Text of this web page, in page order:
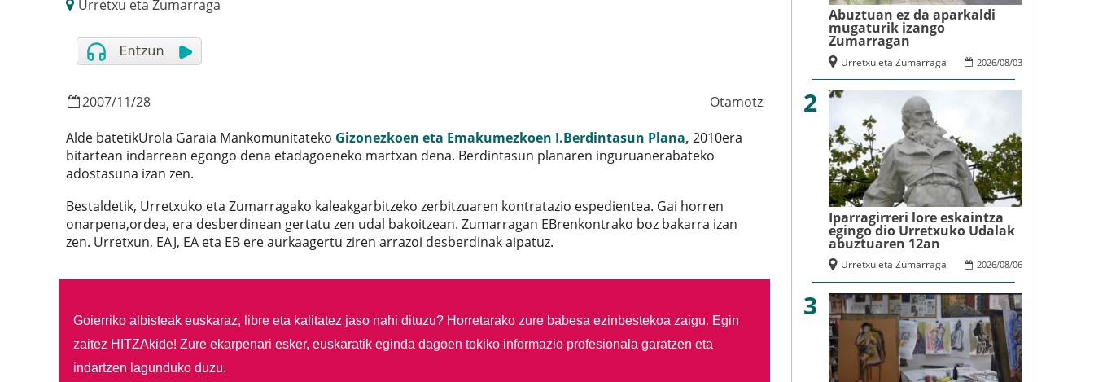
Urretxu eta Zumarraga
2007/11/28
Otamotz
Alde batetikUrola Garaia Mankomunitateko Gizonezkoen eta Emakumezkoen I.Berdintasun Plana, 2010era
bitartean indarrean egongo dena etadagoeneko martxan dena. Berdintasun planaren inguruanerabateko
adostasuna izan zen.
Bestaldetik, Urretxuko eta Zumarragako kaleakgarbitzeko zerbitzuaren kontratazio espedientea. Gai horren
onarpena,ordea, era desberdinean gertatu zen udal bakoitzean. Zumarragan EBrenkontrako boz bakarra izan
zen. Urretxun, EAJ, EA eta EB ere aurkaagertu ziren arrazoi desberdinak aipatuz.
Goierriko albisteak euskaraz, libre eta kalitatez jaso nahi dituzu? Horretarako zure babesa ezinbestekoa zaigu. Egin
zaitez HITZAkide! Zure ekarpenari esker, euskaratik eginda dagoen tokiko informazio profesionala garatzen eta
indartzen lagunduko duzu.
Abuztuan ez da aparkaldi
mugaturik izango
Zumarragan
2026/08/03
Urretxu eta Zumarraga
2
Iparragirreri lore eskaintza
egingo dio Urretxuko Udalak
abuztuaren 12an
2026/08/06
Urretxu eta Zumarraga
3